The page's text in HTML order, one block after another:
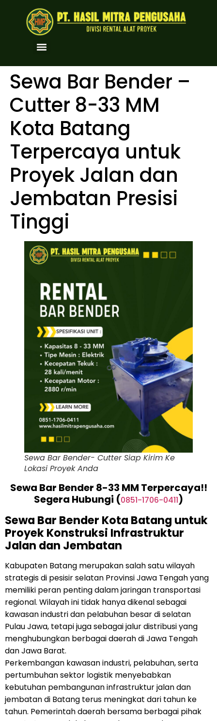
Sewa Bar Bender –
Cutter 8-33 MM
Kota Batang
Terpercaya untuk
Proyek Jalan dan
Jembatan Presisi
Tinggi
Sewa Bar Bender- Cutter Siap Kirim Ke
Lokasi Proyek Anda
Sewa Bar Bender 8-33 MM Terpercaya!!
Segera Hubungi (0851-1706-0411)
Sewa Bar Bender Kota Batang untuk
Proyek Konstruksi Infrastruktur
Jalan dan Jembatan
Kabupaten Batang merupakan salah satu wilayah
strategis di pesisir selatan Provinsi Jawa Tengah yang
memiliki peran penting dalam jaringan transportasi
regional. Wilayah ini tidak hanya dikenal sebagai
kawasan industri dan pelabuhan besar di selatan
Pulau Jawa, tetapi juga sebagai jalur distribusi yang
menghubungkan berbagai daerah di Jawa Tengah
dan Jawa Barat.
Perkembangan kawasan industri, pelabuhan, serta
pertumbuhan sektor logistik menyebabkan
kebutuhan pembangunan infrastruktur jalan dan
jembatan di Batang terus meningkat dari tahun ke
tahun. Pemerintah daerah bersama berbagai pihak